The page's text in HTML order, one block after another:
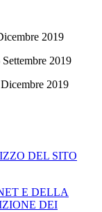
2019
2019
2019
DEL SITO
E DELLA
DEI